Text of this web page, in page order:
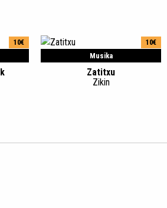
10€
Musika
10€
Zatitxu
Zikin